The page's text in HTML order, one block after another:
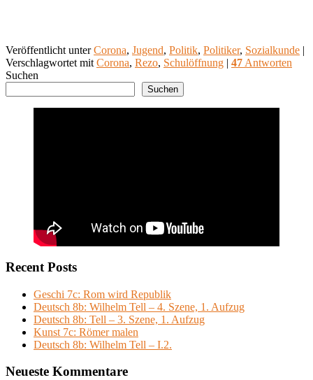
Veröffentlicht unter Corona, Jugend, Politik, Politiker, Sozialkunde |
Verschlagwortet mit Corona, Rezo, Schulöffnung | 47 Antworten
Suchen
Suchen
Recent Posts
Geschi 7c: Rom wird Republik
Deutsch 8b: Wilhelm Tell – 4. Szene, 1. Aufzug
Deutsch 8b: Tell – 3. Szene, 1. Aufzug
Kunst 7c: Römer malen
Deutsch 8b: Wilhelm Tell – I.2.
Neueste Kommentare